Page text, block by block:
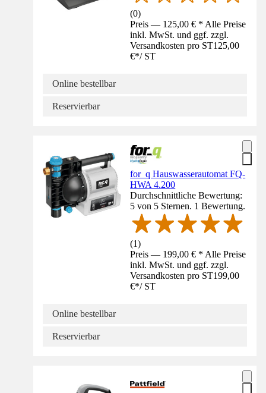
(0)
Preis — 125,00 € * Alle Preise
inkl. MwSt. und ggf. zzgl.
Versandkosten pro ST125,00
€*/ ST
Online bestellbar
Reservierbar
for_q Hauswasserautomat FQ-
HWA 4.200
Durchschnittliche Bewertung:
5 von 5 Sternen. 1 Bewertung.
(1)
Preis — 199,00 € * Alle Preise
inkl. MwSt. und ggf. zzgl.
Versandkosten pro ST199,00
€*/ ST
Online bestellbar
Reservierbar